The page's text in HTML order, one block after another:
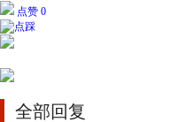
点赞 0
全部回复